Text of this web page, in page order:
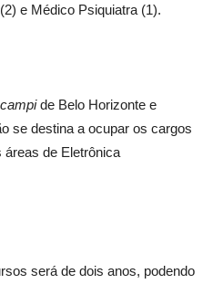
e Médico Psiquiatra (1).
campide Belo Horizonte e
se destina a ocupar os cargos
áreas de Eletrônica
será de dois anos, podendo